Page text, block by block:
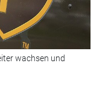
wachsen und